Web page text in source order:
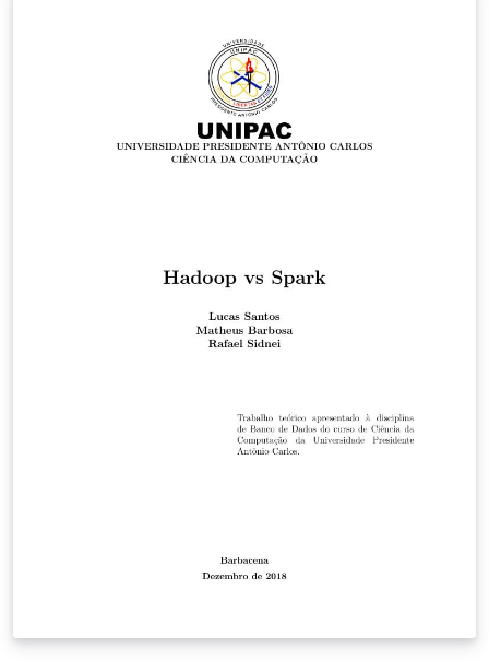
isentrópicas [7]. Neste artigo abordaremos o aspecto
geométrico dessas superfícies. Em particular,
classificaremos suas geodésicas e pontos umbílicos.